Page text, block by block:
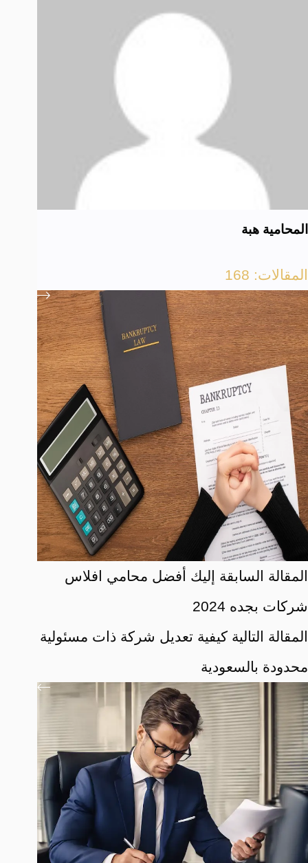
المحامية هبة
المقالات: 168
المقالة السابقة
إليك أفضل محامي افلاس
شركات بجده 2024
المقالة التالية كيفية تعديل شركة ذات مسئولية
محدودة بالسعودية